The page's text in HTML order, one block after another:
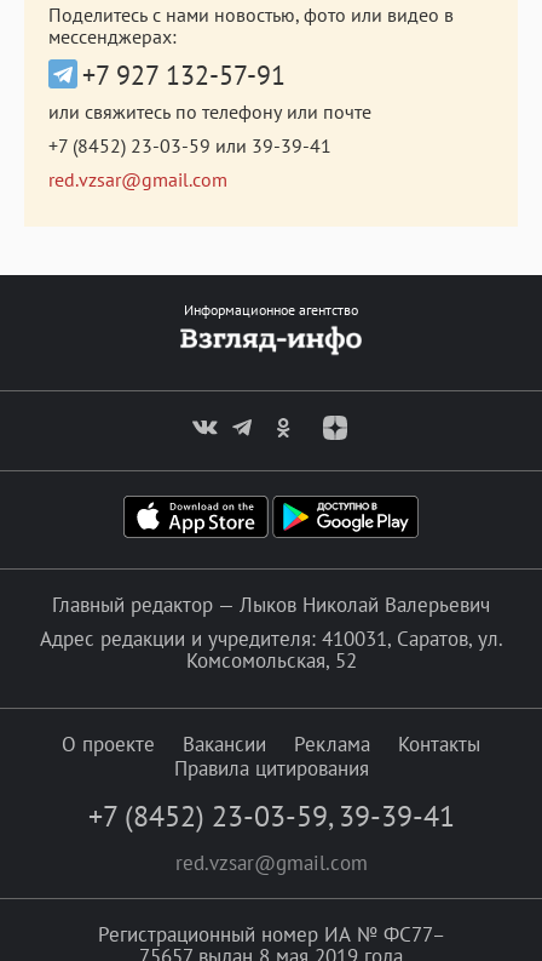
Поделитесь с нами новостью, фото или видео в
мессенджерах:
+7 927 132-57-91
или свяжитесь по телефону или почте
+7 (8452) 23-03-59 или 39-39-41
red.vzsar@gmail.com
Информационное агентство
Главный редактор — Лыков Николай Валерьевич
Адрес редакции и учредителя: 410031, Саратов, ул.
Комсомольская, 52
О проекте Вакансии Реклама
Контакты
Правила цитирования
+7 (8452) 23-03-59, 39-39-41
red.vzsar@gmail.com
Регистрационный номер ИА № ФС77–